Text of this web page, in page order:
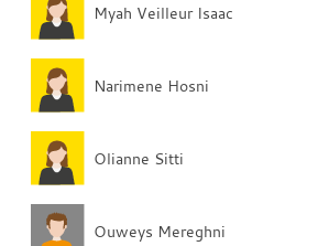
Myah Veilleur Isaac
Narimene Hosni
Olianne Sitti
Ouweys Mereghni